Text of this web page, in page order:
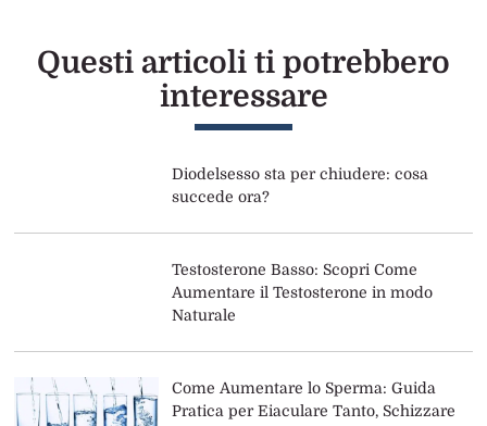
La guida step by step per sverginarla dal culo
Questi articoli ti potrebbero
interessare
Diodelsesso sta per chiudere: cosa
succede ora?
Testosterone Basso: Scopri Come
Aumentare il Testosterone in modo
Naturale
Come Aumentare lo Sperma: Guida
Pratica per Eiaculare Tanto, Schizzare